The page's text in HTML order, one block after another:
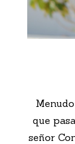
que
señor